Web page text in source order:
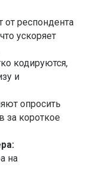
от респондента
ускоряет
кодируются,
и
опросить
за короткое
на